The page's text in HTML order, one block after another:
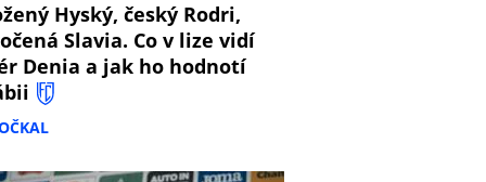
Hyský, český Rodri,
Slavia. Co v lize vidí
Denia a jak ho hodnotí